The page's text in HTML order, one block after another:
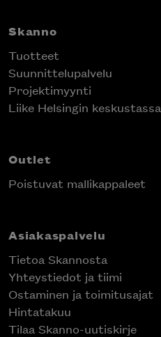
Skanno
Tuotteet
Suunnittelupalvelu
Projektimyynti
Liike Helsingin keskustassa
Outlet
Poistuvat mallikappaleet
Asiakaspalvelu
Tietoa Skannosta
Yhteystiedot ja tiimi
Ostaminen ja toimitusajat
Hintatakuu
Tilaa Skanno-uutiskirje